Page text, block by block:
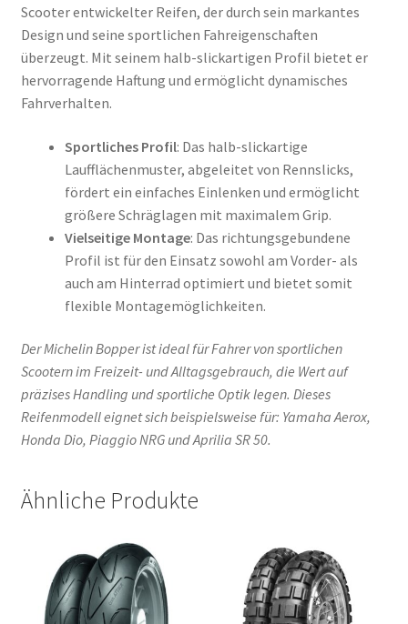
Scooter entwickelter Reifen, der durch sein markantes
Design und seine sportlichen Fahreigenschaften
überzeugt. Mit seinem halb-slickartigen Profil bietet er
hervorragende Haftung und ermöglicht dynamisches
Fahrverhalten.
Sportliches Profil: Das halb-slickartige
Laufflächenmuster, abgeleitet von Rennslicks,
fördert ein einfaches Einlenken und ermöglicht
größere Schräglagen mit maximalem Grip.
Vielseitige Montage: Das richtungsgebundene
Profil ist für den Einsatz sowohl am Vorder- als
auch am Hinterrad optimiert und bietet somit
flexible Montagemöglichkeiten.
Der Michelin Bopper ist ideal für Fahrer von sportlichen
Scootern im Freizeit- und Alltagsgebrauch, die Wert auf
präzises Handling und sportliche Optik legen. Dieses
Reifenmodell eignet sich beispielsweise für: Yamaha Aerox,
Honda Dio, Piaggio NRG und Aprilia SR 50.
Ähnliche Produkte